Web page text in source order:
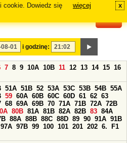
cookie. Dowiedz się
więcej x
i godzinę:
7 8 9 10A 10B 11 12 13 14 15 16
51A 51B 52 53A 53C 53B 54B 55A
59 60A 60B 60C 60D 61 62 63
68 69A 69B 70 71A 71B 72A 72B
80B 81A 81B 82A 82B 83 84A
88A 88B 88C 88D 89 90 91A 91B
97A 97B 99 100 101 201 202 6.
F1